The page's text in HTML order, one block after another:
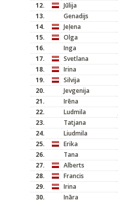
12.
Jūlija
13.
Genadijs
14.
Jeļena
15.
Olga
16.
Inga
17.
Svetlana
18.
Irina
19.
Silvija
20.
Jevgenija
21.
Irēna
22.
Ludmila
23.
Tatjana
24.
Liudmila
25.
Erika
26.
Tana
27.
Alberts
28.
Francis
29.
Irina
30.
Ināra